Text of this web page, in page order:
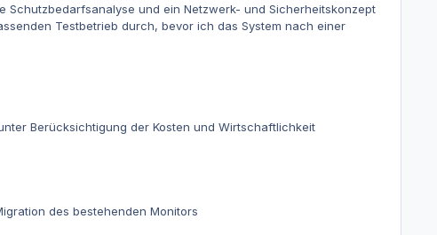
und ein Netzwerk- und Sicherheitskonzept
Testbetrieb durch, bevor ich das System nach einer
Berücksichtigung der Kosten und Wirtschaftlichkeit
des bestehenden Monitors